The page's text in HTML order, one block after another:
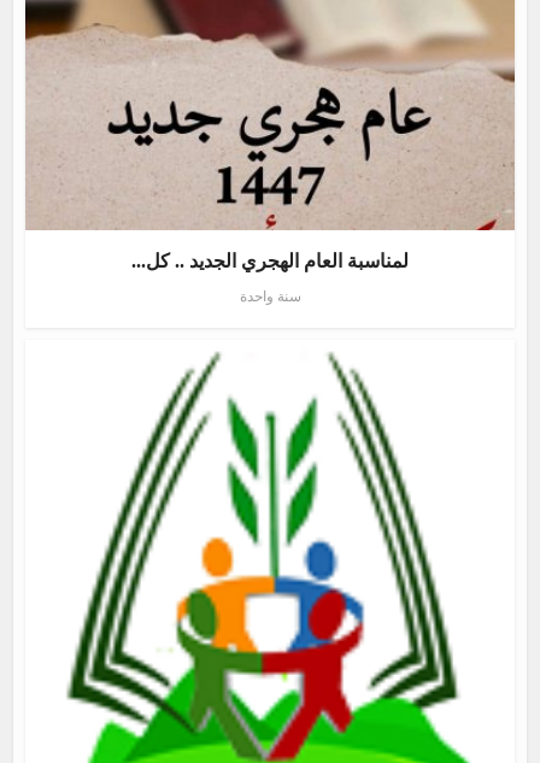
لمناسبة العام الهجري الجديد .. كل...
سنة واحدة